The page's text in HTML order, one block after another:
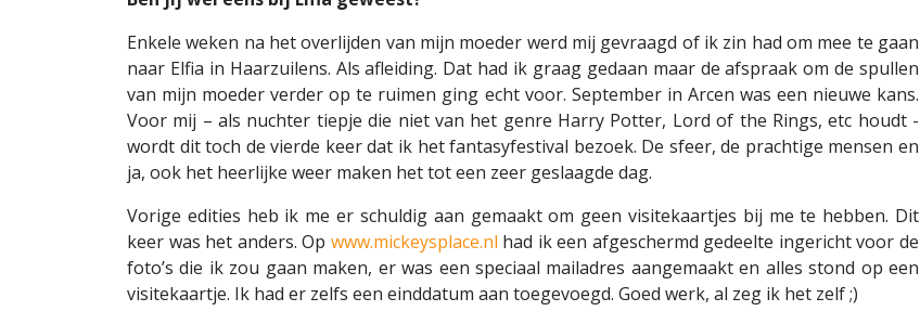
Enkele weken na het overlijden van mijn moeder werd mij gevraagd of ik zin had om mee te gaan
naar Elfia in Haarzuilens. Als afleiding. Dat had ik graag gedaan maar de afspraak om de spullen
van mijn moeder verder op te ruimen ging echt voor. September in Arcen was een nieuwe kans.
Voor mij – als nuchter tiepje die niet van het genre Harry Potter, Lord of the Rings, etc houdt -
wordt dit toch de vierde keer dat ik het fantasyfestival bezoek. De sfeer, de prachtige mensen en
ja, ook het heerlijke weer maken het tot een zeer geslaagde dag.
Vorige edities heb ik me er schuldig aan gemaakt om geen visitekaartjes bij me te hebben. Dit
keer was het anders. Op www.mickeysplace.nl had ik een afgeschermd gedeelte ingericht voor de
foto’s die ik zou gaan maken, er was een speciaal mailadres aangemaakt en alles stond op een
visitekaartje. Ik had er zelfs een einddatum aan toegevoegd. Goed werk, al zeg ik het zelf ;)